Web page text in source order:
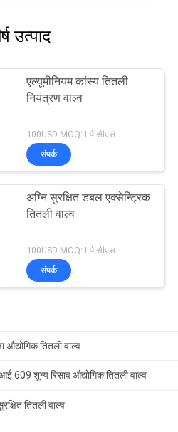
उत्पाद
एल्यूमीनियम कांस्य तितली
नियंत्रण वाल्व
100USD MOQ:1 पीसीएस
संपर्क
अग्नि सुरक्षित डबल एक्सेन्ट्रिक
तितली वाल्व
100USD MOQ:1 पीसीएस
संपर्क
औद्योगिक तितली वाल्व
609 शून्य रिसाव औद्योगिक तितली वाल्व
तितली वाल्व